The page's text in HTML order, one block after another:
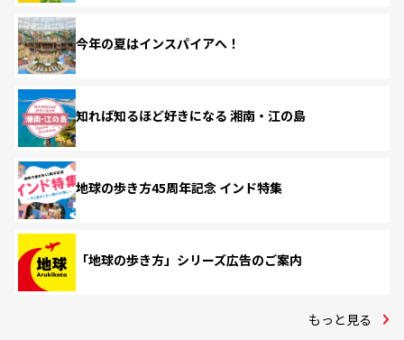
今年の夏はインスパイアへ！
知れば知るほど好きになる 湘南・江の島
地球の歩き方45周年記念 インド特集
「地球の歩き方」シリーズ広告のご案内
もっと見る